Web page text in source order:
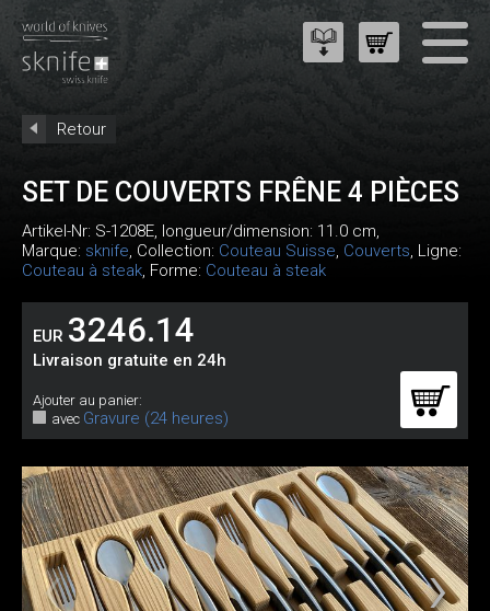
Retour
SET DE COUVERTS FRÊNE 4 PIÈCES
Artikel-Nr: S-1208E, longueur/dimension: 11.0 cm,
Marque: sknife, Collection: Couteau Suisse, Couverts, Ligne:
Couteau à steak, Forme: Couteau à steak
EUR 3246.14
Livraison gratuite en 24h
Ajouter au panier:
avec Gravure (24 heures)